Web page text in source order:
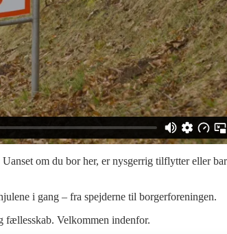
om du bor her, er nysgerrig tilflytter eller
i gang – fra spejderne til borgerforeningen.
fællesskab. Velkommen indenfor.